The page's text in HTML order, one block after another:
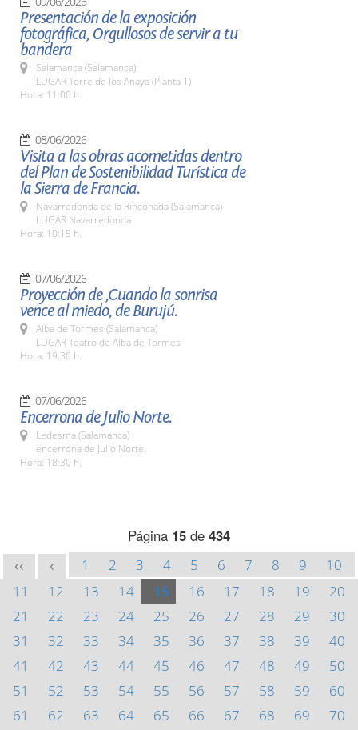
Presentación de la exposición
fotográfica, Orgullosos de servir a tu
bandera
Salamanca (Salamanca)
LUGAR Torre de los Anaya (Planta 1)
Hora: 11:00 h.
08/06/2026
Visita a las obras acometidas dentro
del Plan de Sostenibilidad Turística de
la Sierra de Francia.
Navarredonda de la Rinconada (Salamanca)
LUGAR Navarredonda
Hora: 10:15 h.
07/06/2026
Proyección de ,Cuando la sonrisa
vence al miedo, de Burujú.
Alba de Tormes (Salamanca)
LUGAR Teatro de Alba de Tormes
Hora: 19:30 h.
07/06/2026
Encerrona de Julio Norte.
Ledesma (Salamanca)
encerrona de Julio Norte.
Hora: 18:30 h.
Página 15 de 434
<< < 1 2 3 4 5 6 7 8 9
10
11
12 13 14 15 16 17 18 19
20
21
22 23 24 25 26 27 28 29
30
31
32 33 34 35 36 37 38 39
40
41
42 43 44 45 46 47 48 49
50
51
52 53 54 55 56 57 58 59
60
61
62 63 64 65 66 67 68 69
70